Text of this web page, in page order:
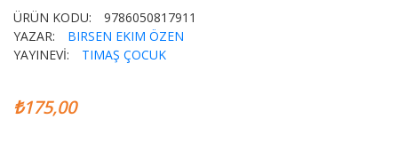
ÜRÜN KODU:
9786050817911
YAZAR:
BIRSEN EKIM ÖZEN
YAYINEVİ:
TIMAŞ ÇOCUK
₺175,00